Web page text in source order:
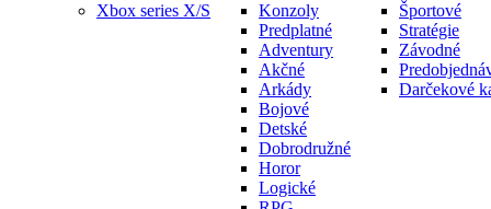
Xbox series X/S
Konzoly
Predplatné
Adventury
Akčné
Arkády
Bojové
Detské
Dobrodružné
Horor
Logické
Športové
Stratégie
Závodné
Darčekové